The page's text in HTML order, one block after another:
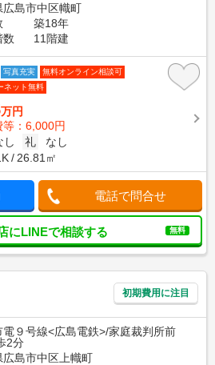
広島市中区幟町
築18年
数
11階建
写真充実
無料オンライン相談可
ネット無料
万円
等：6,000円
し 礼
なし
26.81㎡
電話で問合せ
にLINEで相談する 無料
初期費用に注目
電９号線<広島電鉄>/家庭裁判所前
2分
広島市中区上幟町